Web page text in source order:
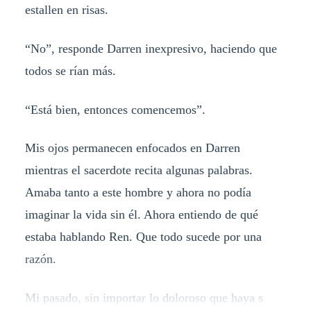
estallen en risas.
“No”, responde Darren inexpresivo, haciendo que
todos se rían más.
“Está bien, entonces comencemos”.
Mis ojos permanecen enfocados en Darren
mientras el sacerdote recita algunas palabras.
Amaba tanto a este hombre y ahora no podía
imaginar la vida sin él. Ahora entiendo de qué
estaba hablando Ren. Que todo sucede por una
razón.
Mi pasado, sin importar lo doloroso que haya s